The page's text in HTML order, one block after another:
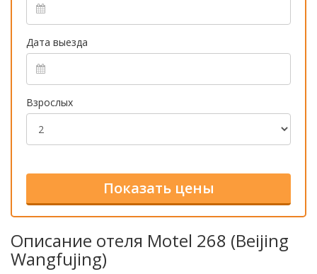
Дата выезда
Взрослых
Описание отеля Motel 268 (Beijing
Wangfujing)